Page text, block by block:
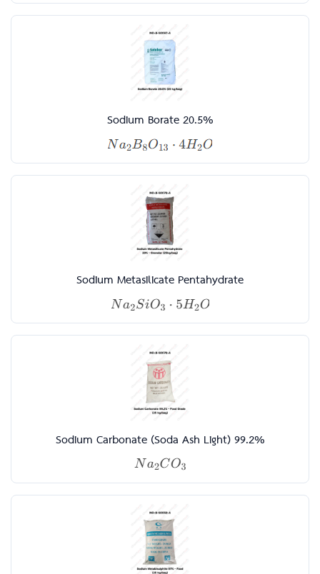
Sodium Borate 20.5%
Sodium Metasilicate Pentahydrate
Sodium Carbonate (Soda Ash Light) 99.2%